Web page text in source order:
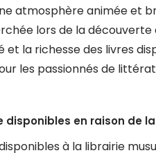
atmosphère animée et
lors de la découverte
la richesse des livres
les passionnés de
en raison de
à la librairie